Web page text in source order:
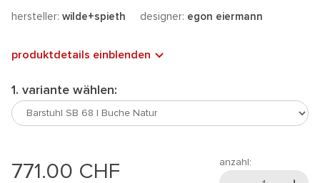
hersteller: wilde+spieth designer: egon eiermann
produktdetails einblenden
1. variante wählen:
771.00 CHF anzahl: